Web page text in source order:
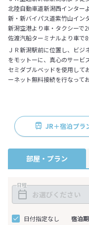
北陸自動車道新潟西インター
新・新バイパス道紫竹山イン
新潟空港より車・タクシーで
佐渡汽船ターミナルより車で
ＪＲ新潟駅前に位置し、ビジ
をモットーに、真心のサービ
セミダブルベッドを使用して
ーネット無料接続を行なってお
JR＋宿泊プラ
部屋・プラン
日程
日付指定なし 宿泊